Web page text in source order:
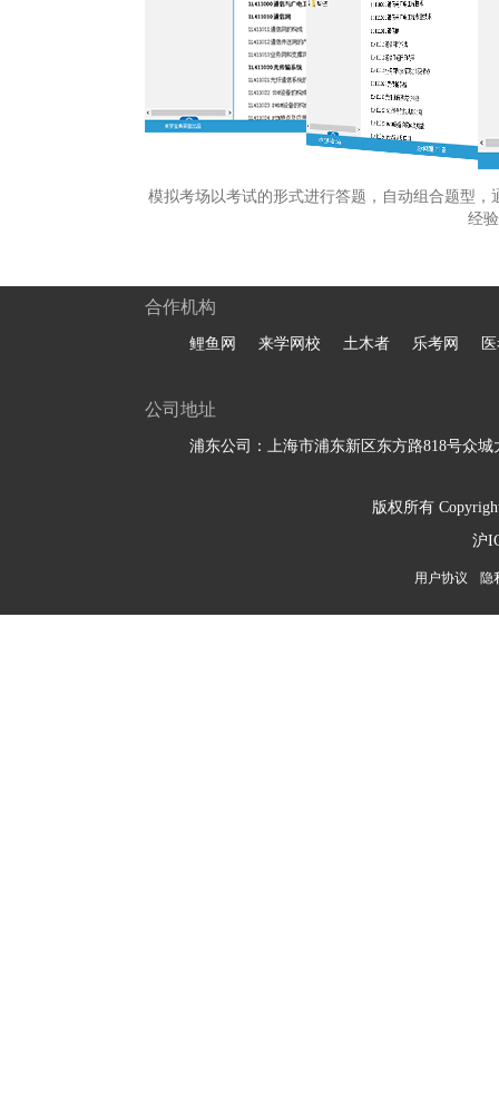
模拟考场以考试的形式进行答题，自动组合题型
经
合作机构
鲤鱼网 来学网校 土木者 乐考网
公司地址
浦东公司：上海市浦东新区东方路818号众城
版权所有
沪
用户协议 隐